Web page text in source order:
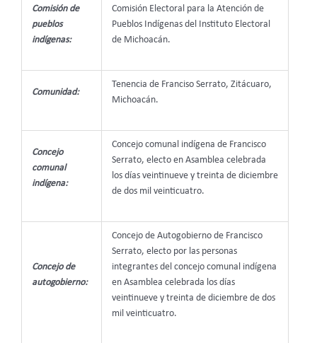
Comisión de
pueblos
indígenas:
Comisión Electoral para la Atención de
Pueblos Indígenas del Instituto Electoral
de Michoacán.
Comunidad:
Tenencia de Franciso Serrato, Zitácuaro,
Michoacán.
Concejo
comunal
indígena:
Concejo comunal indígena de Francisco
Serrato, electo en Asamblea celebrada
los días veintinueve y treinta de diciembre
de dos mil veinticuatro.
Concejo de
autogobierno:
Concejo de Autogobierno de Francisco
Serrato, electo por las personas
integrantes del concejo comunal indígena
en Asamblea celebrada los días
veintinueve y treinta de diciembre de dos
mil veinticuatro.